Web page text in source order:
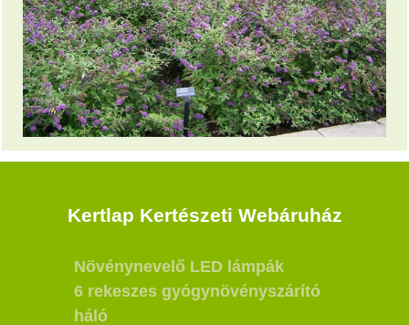
Kertlap Kertészeti Webáruház
Növénynevelő LED lámpák
6 rekeszes gyógynövényszárító
háló